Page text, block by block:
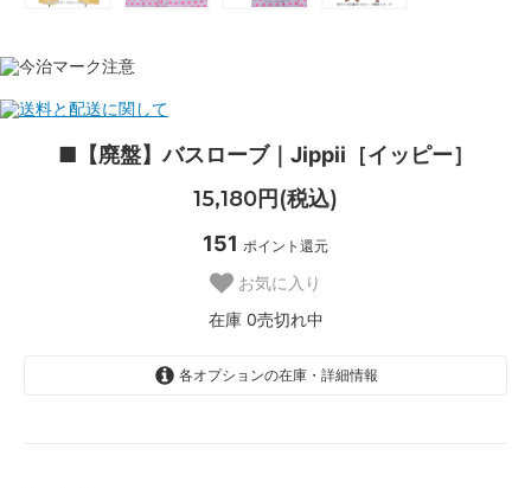
■【廃盤】バスローブ｜Jippii［イッピー］
15,180円(税込)
151 ポイント還元
お気に入り
在庫 0売切れ中
各オプションの在庫・詳細情報